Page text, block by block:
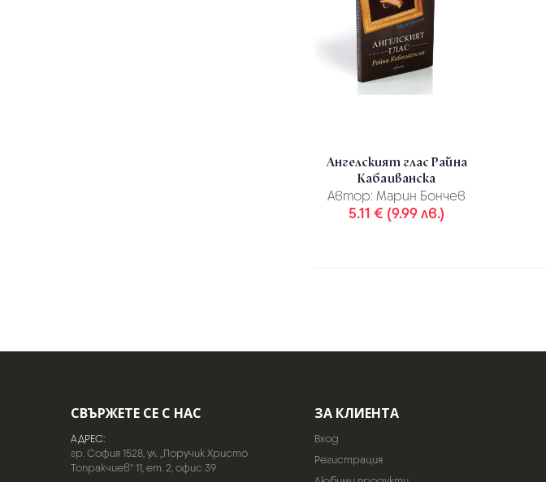
Ангелският глас Райна
Кабаиванска
Автор: Марин Бончев
5.11 € (9.99 лв.)
СВЪРЖЕТЕ СЕ С НАС
АДРЕС:
гр. София 1528, ул. „Поручик Христо
Топракчиев“ 11, ет. 2, офис 39
ЗА КЛИЕНТА
Вход
Регистрация